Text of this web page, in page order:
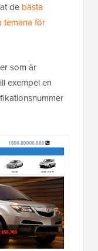
de bästa
temana för
som är
exempel en